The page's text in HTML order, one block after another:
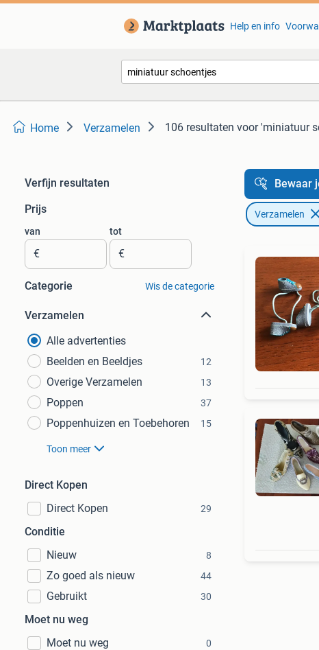
Help en info
Home Verzamelen 106 resultaten voor 'miniatuur
Verfijn resultaten
Prijs
van
€
tot
€
Categorie Wis de categorie
Verzamelen
Alle advertenties
Beelden en Beeldjes
12
Overige Verzamelen 13
Poppen 37
Poppenhuizen en Toebehoren 15
Toon meer
Direct Kopen
Direct Kopen
29
Conditie
Nieuw
8
Zo goed als nieuw 44
Gebruikt 30
Moet nu weg
Moet nu weg
0
Bewaar
Verzamelen